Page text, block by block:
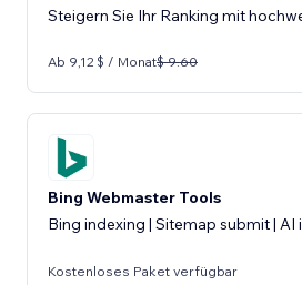
Steigern Sie Ihr Ranking mit
Ab 9,12 $ / Monat$ 9.60
Bing Webmaster Tools
Bing indexing | Sitemap submit | AI
Kostenloses Paket verfügbar